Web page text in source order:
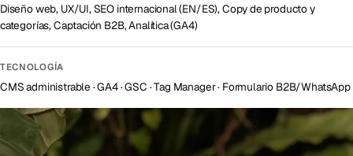
Diseño web, UX/UI, SEO internacional (EN/ES), Copy de producto y
categorías, Captación B2B, Analítica (GA4)
TECNOLOGÍA
CMS administrable · GA4 · GSC · Tag Manager · Formulario B2B/WhatsApp